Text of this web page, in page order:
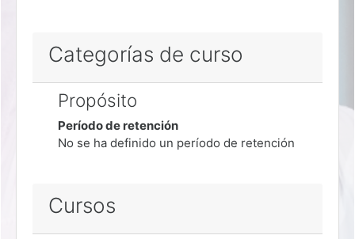
Categorías de curso
Propósito
Período de retención
No se ha definido un período de retención
Cursos